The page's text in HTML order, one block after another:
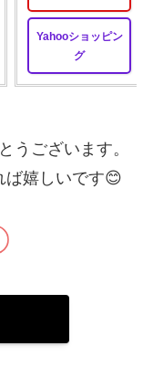
Yahooショッピン
グ
うございます。
ば嬉しいです😊